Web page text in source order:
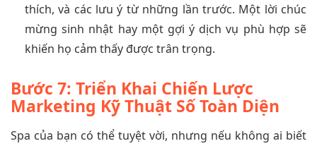
thích, và các lưu ý từ những lần trước. Một lời chúc
mừng sinh nhật hay một gợi ý dịch vụ phù hợp sẽ
khiến họ cảm thấy được trân trọng.
Bước 7: Triển Khai Chiến Lược
Marketing Kỹ Thuật Số Toàn Diện
Spa của bạn có thể tuyệt vời, nhưng nếu không ai biết